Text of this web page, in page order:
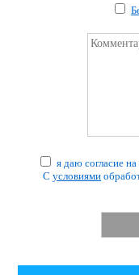
я даю согласие
С условиями